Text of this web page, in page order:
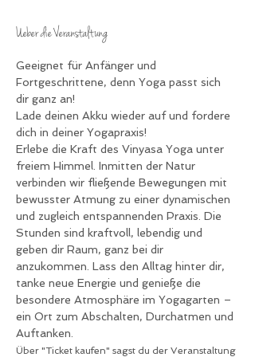
Ueber die Veranstaltung
Geeignet für Anfänger und
Fortgeschrittene, denn Yoga passt sich
dir ganz an!
Lade deinen Akku wieder auf und fordere
dich in deiner Yogapraxis!
Erlebe die Kraft des Vinyasa Yoga unter
freiem Himmel. Inmitten der Natur
verbinden wir fließende Bewegungen mit
bewusster Atmung zu einer dynamischen
und zugleich entspannenden Praxis. Die
Stunden sind kraftvoll, lebendig und
geben dir Raum, ganz bei dir
anzukommen. Lass den Alltag hinter dir,
tanke neue Energie und genieße die
besondere Atmosphäre im Yogagarten –
ein Ort zum Abschalten, Durchatmen und
Auftanken.
Über "Ticket kaufen" sagst du der Veranstaltung